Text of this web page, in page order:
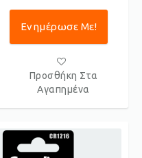
Ενημέρωσε Με!
Προσθήκη Στα
Αγαπημένα